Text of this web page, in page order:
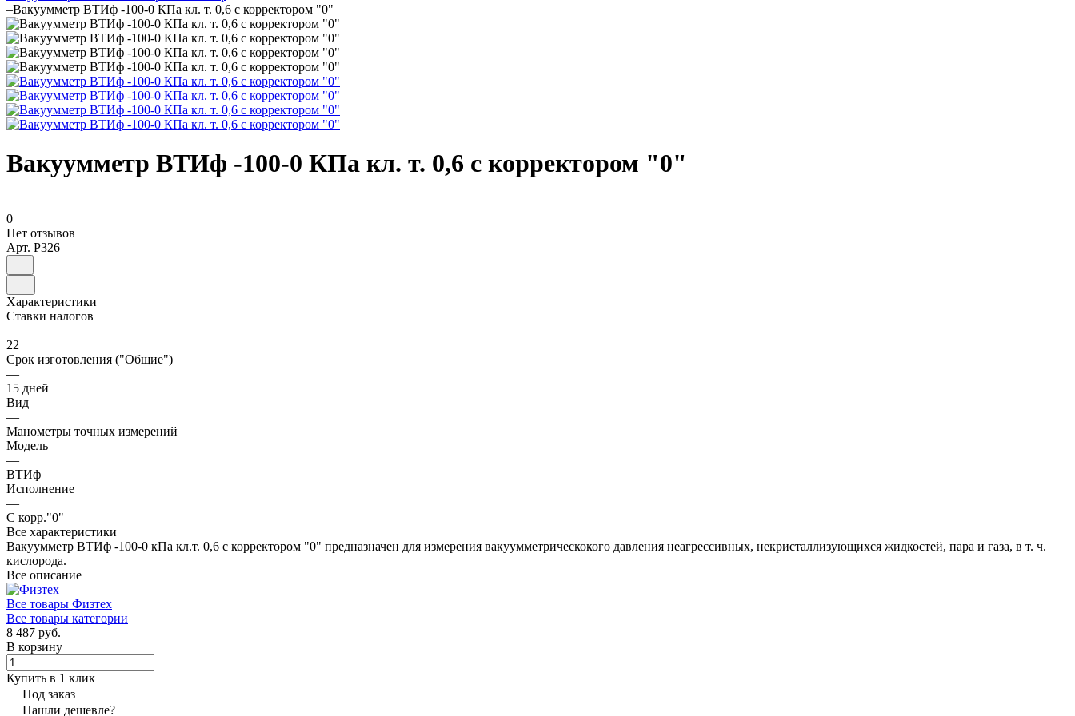
–Вакуумметр ВТИф -100-0 КПа кл. т. 0,6 с корректором "0"
Вакуумметр ВТИф -100-0 КПа кл. т. 0,6 с корректором "0"
0
Нет отзывов
Арт. P326
Характеристики
Ставки налогов
—
22
Срок изготовления ("Общие")
—
15 дней
Вид
—
Манометры точных измерений
Модель
—
ВТИф
Исполнение
—
С корр."0"
Все характеристики
Вакуумметр ВТИф -100-0 кПа кл.т. 0,6 с корректором "0" предназначен для измерения вакуумметрическокого давления неагрессивных, некристаллизующихся жидкостей, пара и газа, в т. ч.
кислорода.
Все описание
Все товары Физтех
Все товары категории
8 487 руб.
В корзину
Купить в 1 клик
Под заказ
Нашли дешевле?